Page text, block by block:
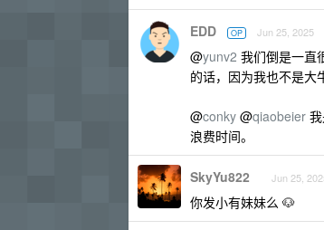
EDD OP Jun 25, 2025
@yunv2 我们倒是一直
的话，因为我也不是大
@conky @qiaobeier
浪费时间。
SkyYu822 Jun 25,
你发小有妹妹么 🐶